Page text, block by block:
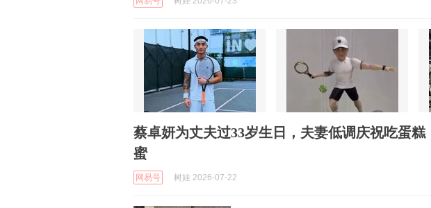
蔡卓妍为丈夫过33岁生日，夫妻低调庆祝吃蛋
蜜
网易号 树娃 2026-07-22